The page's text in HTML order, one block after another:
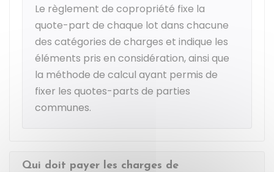
Le règlement de copropriété fixe la
quote-part de chaque lot dans chacune
des catégories de charges et indique les
éléments pris en considération, ainsi que
la méthode de calcul ayant permis de
fixer les quotes-parts de parties
communes.
Qui doit payer les charges de